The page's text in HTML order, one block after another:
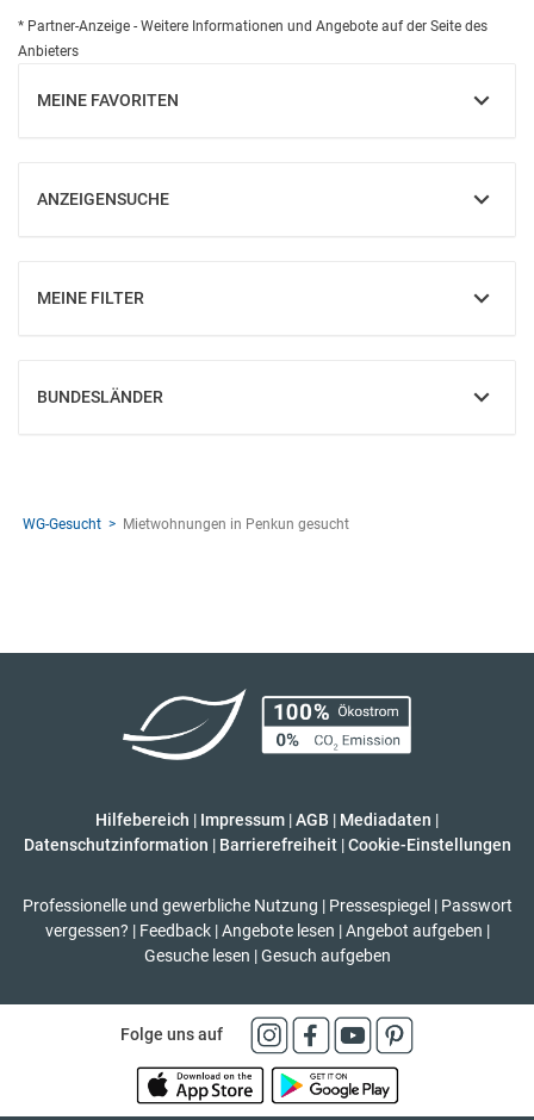
* Partner-Anzeige - Weitere Informationen und Angebote auf der Seite des
Anbieters
MEINE FAVORITEN
EINBLENDEN
ANZEIGENSUCHE
EINBLENDEN
MEINE FILTER
EINBLENDEN
BUNDESLÄNDER
EINBLENDEN
WG-Gesucht Mietwohnungen in Penkun gesucht
Hilfebereich | Impressum |AGB | Mediadaten |
Datenschutzinformation | Barrierefreiheit | Cookie-Einstellungen
Professionelle und gewerbliche Nutzung | Pressespiegel | Passwort
vergessen? | Feedback | Angebote lesen | Angebot aufgeben |
Gesuche lesen | Gesuch aufgeben
Folge uns auf